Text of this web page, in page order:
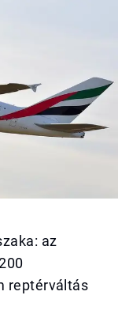
az
reptérváltás